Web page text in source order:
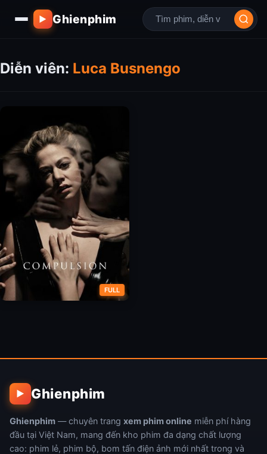
▶ Ghienphim
Diễn viên: Luca Busnengo
FULL
▶ Ghienphim
Ghienphim — chuyên trang xem phim online miễn phí hàng
đầu tại Việt Nam, mang đến kho phim đa dạng chất lượng
cao: phim lẻ, phim bộ, bom tấn điện ảnh mới nhất trong và